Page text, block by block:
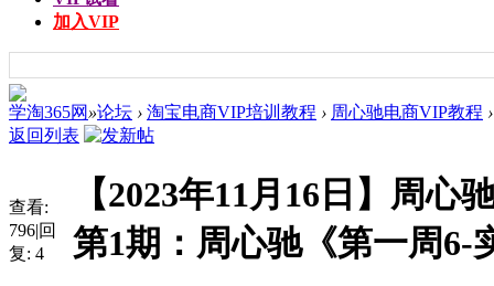
加入VIP
学淘365网 »论坛 › 淘宝电商VIP培训教程 › 周心驰电商VIP教程 ›
返回列表
查看:
796|回
复: 4
【2023年11月16日】周
第1期：周心驰《第一周6-